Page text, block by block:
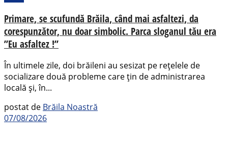
Primare, se scufundă Brăila, când mai asfaltezi, da
corespunzător, nu doar simbolic. Parca sloganul tău era
”Eu asfaltez !”
În ultimele zile, doi brăileni au sesizat pe rețelele de
socializare două probleme care țin de administrarea
locală și, în...
postat de Brăila Noastră
07/08/2026